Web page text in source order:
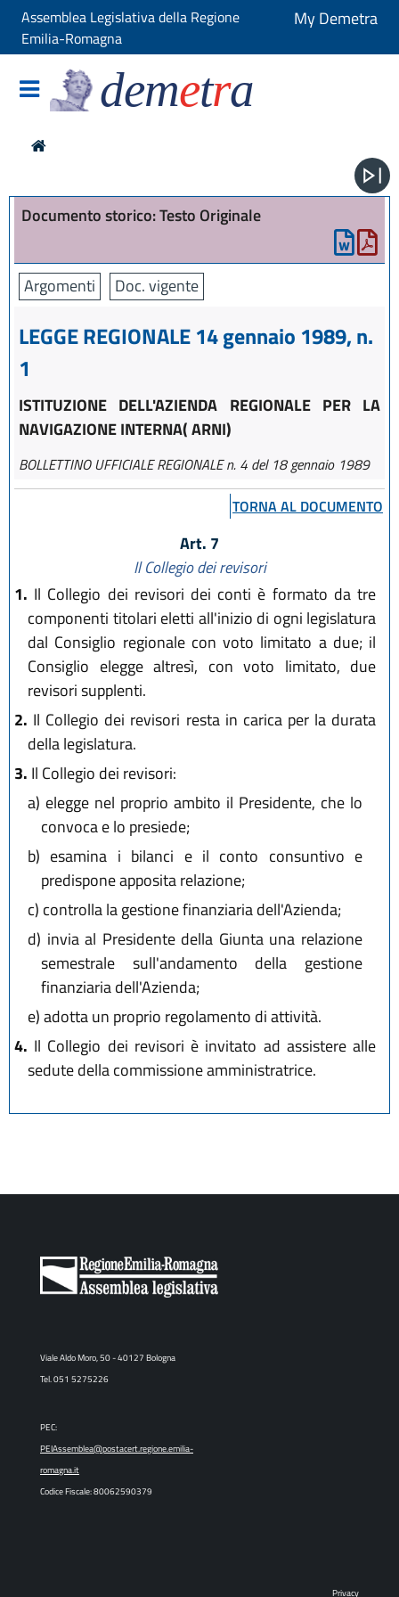
Assemblea Legislativa della Regione
Emilia-Romagna
My Demetra
demetra
Documento storico: Testo Originale
Argomenti Doc. vigente
LEGGE REGIONALE 14 gennaio 1989, n.
1
ISTITUZIONE DELL'AZIENDA REGIONALE PER LA
NAVIGAZIONE INTERNA( ARNI)
BOLLETTINO UFFICIALE REGIONALE n. 4 del 18 gennaio 1989
TORNA AL DOCUMENTO
Art. 7
Il Collegio dei revisori
1. Il Collegio dei revisori dei conti è formato da tre
componenti titolari eletti all'inizio di ogni legislatura
dal Consiglio regionale con voto limitato a due; il
Consiglio elegge altresì, con voto limitato, due
revisori supplenti.
2. Il Collegio dei revisori resta in carica per la durata
della legislatura.
3. Il Collegio dei revisori:
a) elegge nel proprio ambito il Presidente, che lo
convoca e lo presiede;
b) esamina i bilanci e il conto consuntivo e
predispone apposita relazione;
c) controlla la gestione finanziaria dell'Azienda;
d) invia al Presidente della Giunta una relazione
semestrale sull'andamento della gestione
finanziaria dell'Azienda;
e)adotta un proprio regolamento di attività.
4. Il Collegio dei revisori è invitato ad assistere alle
sedute della commissione amministratrice.
Viale Aldo Moro, 50 - 40127 Bologna
Tel. 051 5275226
PEC:
PEIAssemblea@postacert.regione.emilia-
romagna.it
Codice Fiscale: 80062590379
Privacy